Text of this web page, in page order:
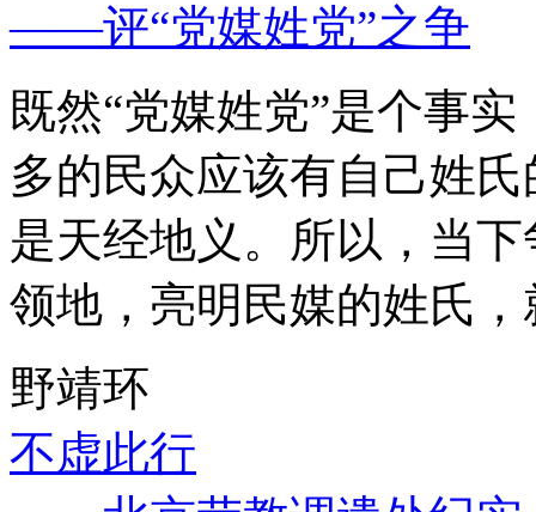
——评“党媒姓党”之争
既然“党媒姓党”是个事
多的民众应该有自己姓
是天经地义。所以，当
领地，亮明民媒的姓氏
野靖环
不虚此行